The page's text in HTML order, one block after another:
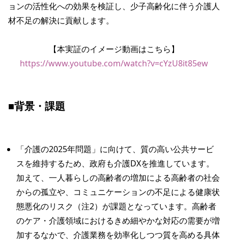
ョンの活性化への効果を検証し、少子高齢化に伴う介護人
材不足の解決に貢献します。
【本実証のイメージ動画はこちら】
https://www.youtube.com/watch?v=cYzU8it85ew
■背景・課題
「介護の2025年問題」に向けて、質の高い公共サービ
スを維持するため、政府も介護DXを推進しています。
加えて、一人暮らしの高齢者の増加による高齢者の社会
からの孤立や、コミュニケーションの不足による健康状
態悪化のリスク（注2）が課題となっています。高齢者
のケア・介護領域におけるきめ細やかな対応の需要が増
加するなかで、介護業務を効率化しつつ質を高める具体